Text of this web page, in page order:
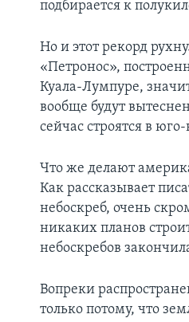
подбирается к
Но и этот рекорд
«Петронос»,
Куала-Лумпуре,
вообще будут
сейчас строятся в
Что же делают
Как рассказывает
небоскреб, очень
никаких планов
небоскребов
Вопреки
только потому, что